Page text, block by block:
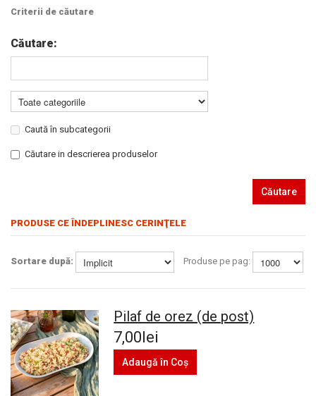
Criterii de căutare
Căutare:
Caută în subcategorii
Căutare in descrierea produselor
Căutare
PRODUSE CE ÎNDEPLINESC CERINŢELE
Sortare după: Produse pe pag:
Pilaf de orez (de post)
7,00lei
Adaugă în Coş